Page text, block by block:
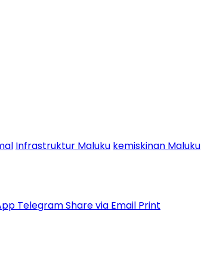
Infrastruktur Maluku kemiskinan Maluku
TelegramShare via Email Print